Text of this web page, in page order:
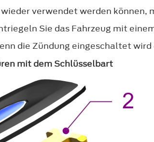
verwendet werden können,
Sie das Fahrzeug mit
die Zündung eingeschaltet
mit dem Schlüsselbart